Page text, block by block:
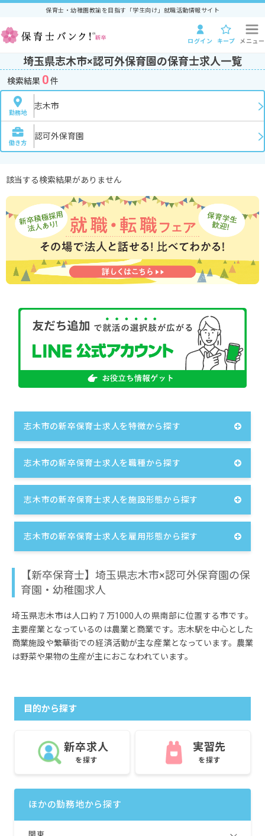
保育士・幼稚園教諭を目指す「学生向け」就職活動情報サイト
ログイン キープ メニュー
埼玉県志木市×認可外保育園の保育士求人一覧
検索結果 0件
勤務地
志木市
働き方
認可外保育園
該当する検索結果がありません
志木市の新卒保育士求人を特徴から探す
志木市の新卒保育士求人を職種から探す
志木市の新卒保育士求人を施設形態から探す
志木市の新卒保育士求人を雇用形態から探す
【新卒保育士】埼玉県志木市×認可外保育園の保
育園・幼稚園求人
埼玉県志木市は人口約７万1000人の県南部に位置する市です。
主要産業となっているのは農業と商業です。志木駅を中心とした
商業施設や繁華街での経済活動が主な産業となっています。農業
は野菜や果物の生産が主におこなわれています。
目的から探す
新卒求人
を探す
実習先
を探す
ほかの勤務地から探す